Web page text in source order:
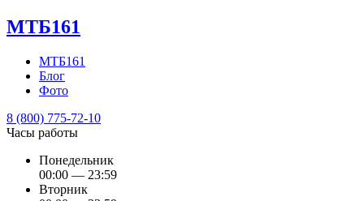
МТБ161
МТБ161
Блог
Фото
8 (800) 775-72-10
Часы работы
Понедельник
00:00 — 23:59
Вторник